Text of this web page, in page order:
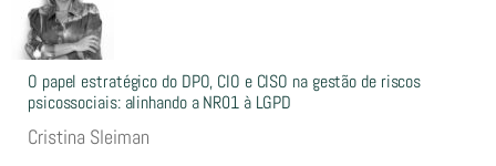
O papel estratégico do DPO, CIO e CISO na gestão de riscos
psicossociais: alinhando a NR01 à LGPD
Cristina Sleiman